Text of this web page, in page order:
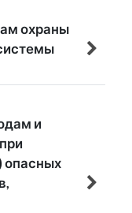
охраны
и
опасных